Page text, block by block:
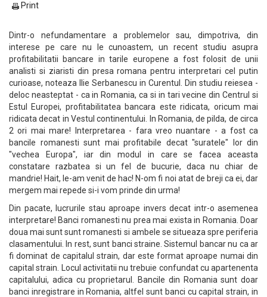
Print
Dintr-o nefundamentare a problemelor sau, dimpotriva, din
interese pe care nu le cunoastem, un recent studiu asupra
profitabilitatii bancare in tarile europene a fost folosit de unii
analisti si ziaristi din presa romana pentru interpretari cel putin
curioase, noteaza Ilie Serbanescu in Curentul. Din studiu reiesea -
deloc neasteptat - ca in Romania, ca si in tari vecine din Centrul si
Estul Europei, profitabilitatea bancara este ridicata, oricum mai
ridicata decat in Vestul continentului. In Romania, de pilda, de circa
2 ori mai mare! Interpretarea - fara vreo nuantare - a fost ca
bancile romanesti sunt mai profitabile decat "suratele" lor din
"vechea Europa", iar din modul in care se facea aceasta
constatare razbatea si un fel de bucurie, daca nu chiar de
mandrie! Hait, le-am venit de hac! N-om fi noi atat de breji ca ei, dar
mergem mai repede si-i vom prinde din urma!
Din pacate, lucrurile stau aproape invers decat intr-o asemenea
interpretare! Banci romanesti nu prea mai exista in Romania. Doar
doua mai sunt sunt romanesti si ambele se situeaza spre periferia
clasamentului. In rest, sunt banci straine. Sistemul bancar nu ca ar
fi dominat de capitalul strain, dar este format aproape numai din
capital strain. Locul activitatii nu trebuie confundat cu apartenenta
capitalului, adica cu proprietarul. Bancile din Romania sunt doar
banci inregistrare in Romania, altfel sunt banci cu capital strain, in